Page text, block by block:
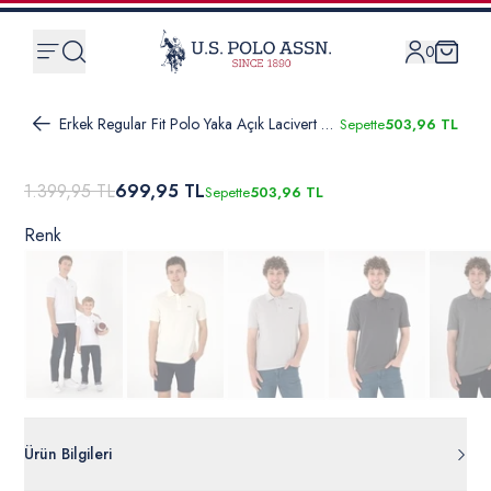
0
Erkek Regular Fit Polo Yaka Açık Lacivert Basic Tişört Sepette503,96 TL
1.399,95 TL699,95 TLSepette503,96 TL
Renk
Ürün Bilgileri